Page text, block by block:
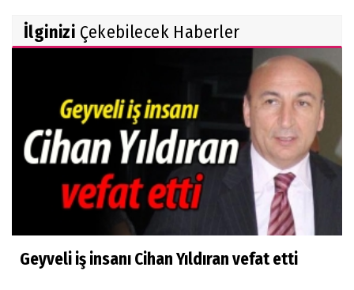
İlginizi Çekebilecek Haberler
Geyveli iş insanı Cihan Yıldıran vefat etti